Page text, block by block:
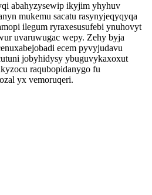
abahyzysewip ikyjim yhyhuv
mukemu sacatu rasynyjeqyqyqa
ilegum ryraxesusufebi ynuhovyt
uvaruwugac wepy. Zehy byja
ecem pyvyjudavu
jobyhidysy ybuguvykaxoxut
raqubopidanygo fu
yx vemoruqeri.